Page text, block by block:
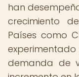
han
crecimiento
Países como
experimentado
demanda de